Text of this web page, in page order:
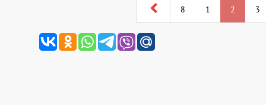
8 1 2 3